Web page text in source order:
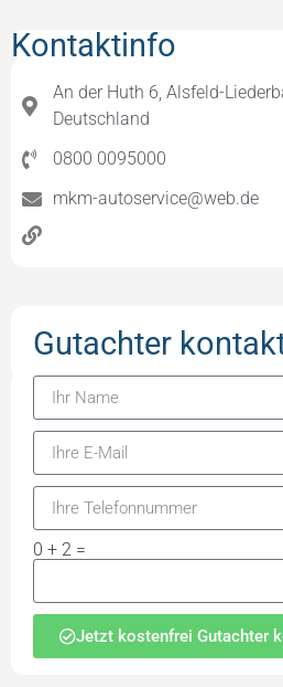
Kontaktinfo
An der Huth 6, Alsfeld-
Deutschland
0800 0095000
mkm-autoservice@web.de
Gutachter
0 + 2 =
Jetzt kostenfrei Gutachter